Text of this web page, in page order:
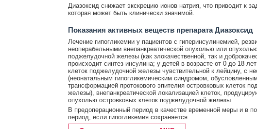
Диазоксид снижает экскрецию ионов натрия, что приводит к
которая может быть клинически значимой.
Показания активных веществ препарата Диазоксид
Лечение гипогликемии у пациентов с гиперинсулинемией,
неоперабельными внепанкреатической опухолью или
поджелудочной железы (как злокачественной, так и
происходит синтез инсулина; у детей в возрасте от 0 до 18
клеток поджелудочной железы чувствительной к лейцину, с
(неонатальным гипогликемическим синдромом,
трансформацией протокового эпителия островковых клеток
железы), внепанкреатической локализацией клеток,
опухолью островковых клеток поджелудочной железы.
В предоперационный период в качестве временной меры и в
период, если гипогликемия сохраняется.